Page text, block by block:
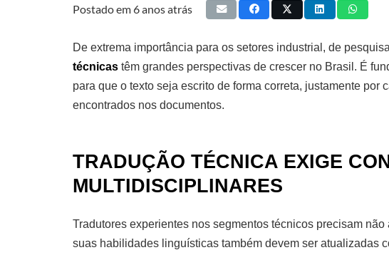
Postado em6 anos atrás
De extrema importância para os setores industrial, de
técnicas têm grandes perspectivas de crescer no Brasil. É
para que o texto seja escrito de forma correta, justamente
encontrados nos documentos.
TRADUÇÃO TÉCNICA EXIGE
MULTIDISCIPLINARES
Tradutores experientes nos segmentos técnicos precisam
suas habilidades linguísticas também devem ser atualizadas